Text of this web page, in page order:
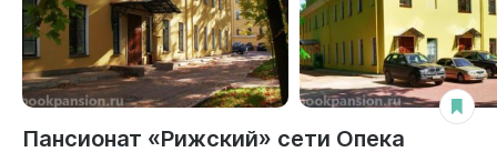
Пансионат «Рижский» сети Опека